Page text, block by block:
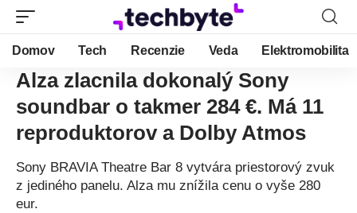
Domov Tech Recenzie Veda Elektromobilita
Alza zlacnila dokonalý Sony
soundbar o takmer 284 €. Má 11
reproduktorov a Dolby Atmos
Sony BRAVIA Theatre Bar 8 vytvára priestorový zvuk
z jediného panelu. Alza mu znížila cenu o vyše 280
eur.